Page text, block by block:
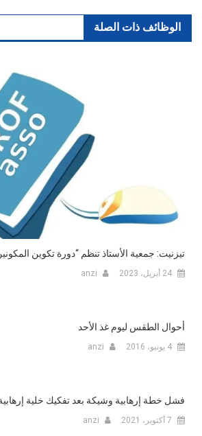
الوظائف ذات الصلة
تيزنيت: جمعية الأستاذ تنظم “دورة تكوين
24 أبريل، 2023 anzi
أحوال الطقس ليوم غذ الأحد
4 يونيو، 2016 anzi
فشل خطة إرهابية وشيكة بعد تفكيك خلية
7 أكتوبر، 2021 anzi